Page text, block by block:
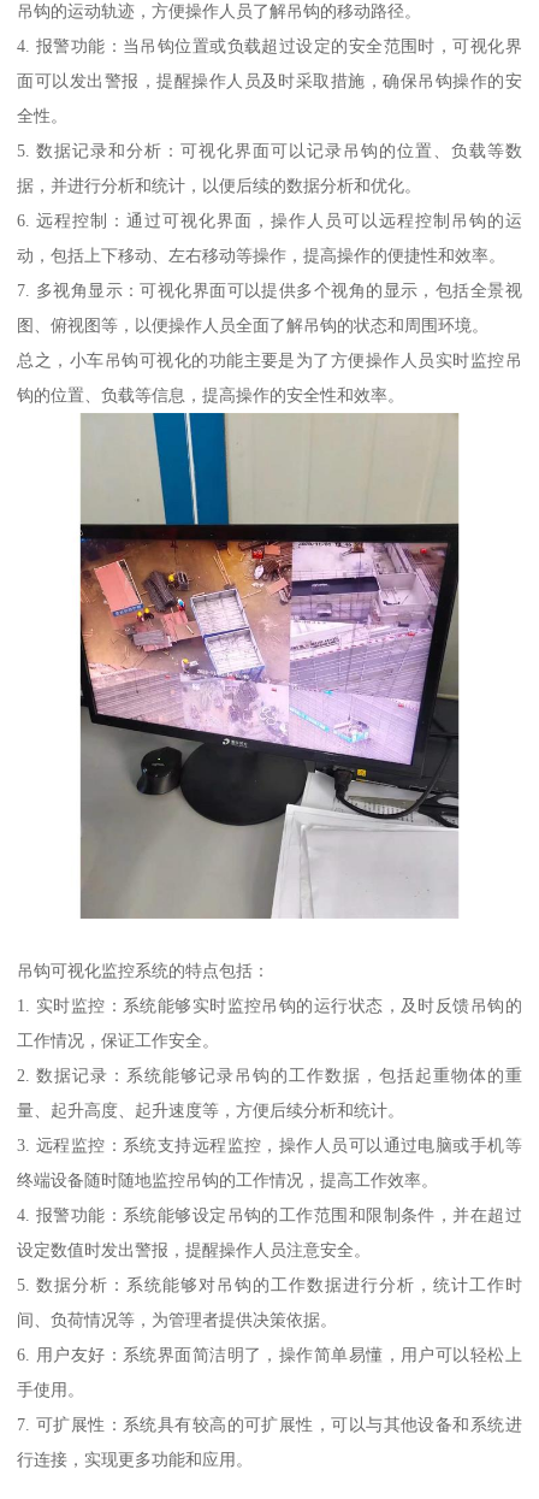
吊钩的运动轨迹，方便操作人员了解吊钩的移动路径。
4. 报警功能：当吊钩位置或负载超过设定的安全范围时，可视化界
面可以发出警报，提醒操作人员及时采取措施，确保吊钩操作的安
全性。
5. 数据记录和分析：可视化界面可以记录吊钩的位置、负载等数
据，并进行分析和统计，以便后续的数据分析和优化。
6. 远程控制：通过可视化界面，操作人员可以远程控制吊钩的运
动，包括上下移动、左右移动等操作，提高操作的便捷性和效率。
7. 多视角显示：可视化界面可以提供多个视角的显示，包括全景视
图、俯视图等，以便操作人员全面了解吊钩的状态和周围环境。
总之，小车吊钩可视化的功能主要是为了方便操作人员实时监控吊
钩的位置、负载等信息，提高操作的安全性和效率。
吊钩可视化监控系统的特点包括：
1. 实时监控：系统能够实时监控吊钩的运行状态，及时反馈吊钩的
工作情况，保证工作安全。
2. 数据记录：系统能够记录吊钩的工作数据，包括起重物体的重
量、起升高度、起升速度等，方便后续分析和统计。
3. 远程监控：系统支持远程监控，操作人员可以通过电脑或手机等
终端设备随时随地监控吊钩的工作情况，提高工作效率。
4. 报警功能：系统能够设定吊钩的工作范围和限制条件，并在超过
设定数值时发出警报，提醒操作人员注意安全。
5. 数据分析：系统能够对吊钩的工作数据进行分析，统计工作时
间、负荷情况等，为管理者提供决策依据。
6. 用户友好：系统界面简洁明了，操作简单易懂，用户可以轻松上
手使用。
7. 可扩展性：系统具有较高的可扩展性，可以与其他设备和系统进
行连接，实现更多功能和应用。